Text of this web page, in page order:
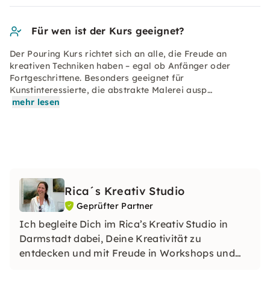
Für wen ist der Kurs geeignet?
Der Pouring Kurs richtet sich an alle, die Freude an
kreativen Techniken haben – egal ob Anfänger oder
Fortgeschrittene. Besonders geeignet für
Kunstinteressierte, die abstrakte Malerei ausp…
mehr lesen
Rica´s Kreativ Studio
Geprüfter Partner
Ich begleite Dich im Rica’s Kreativ Studio in
Darmstadt dabei, Deine Kreativität zu
entdecken und mit Freude in Workshops und